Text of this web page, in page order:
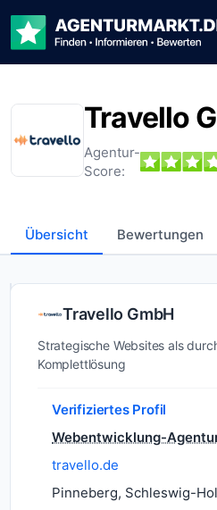
Travello
Agentur-
Score:
Übersicht Bewertungen
Wer ist
GmbH?
ist
eine
Internetagentur
Travello GmbH
Strategische Websites als
Komplettlösung
Verifiziertes Profil
Webentwicklung-
travello.de
Pinneberg, Schleswig-